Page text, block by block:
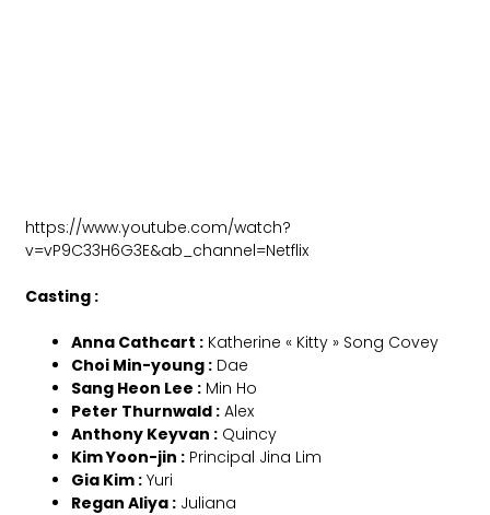
https://www.youtube.com/watch?
v=vP9C33H6G3E&ab_channel=Netflix
Casting :
Anna Cathcart : Katherine « Kitty » Song Covey
Choi Min-young : Dae
Sang Heon Lee : Min Ho
Peter Thurnwald : Alex
Anthony Keyvan : Quincy
Kim Yoon-jin : Principal Jina Lim
Gia Kim : Yuri
Regan Aliya : Juliana